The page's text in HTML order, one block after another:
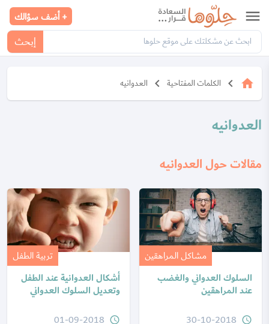
menu
إبحث
+ أضف سؤالك
home
keyboard_arrow_left الكلمات المفتاحية keyboard_arrow_left العدوانيه
العدوانيه
مقالات حول العدوانيه
مشاكل المراهقين
السلوك العدواني والغضب
عند المراهقين
query_builder
30-10-2018
تربية الطفل
أشكال العدوانية عند الطفل
وتعديل السلوك العدواني
query_builder
01-09-2018